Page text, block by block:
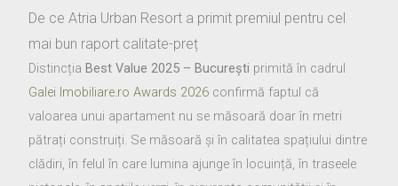
De ce Atria Urban Resort a primit premiul pentru cel
mai bun raport calitate-preț
DistincțiaBest Value 2025 – București primită în cadrul
Galei Imobiliare.ro Awards 2026 confirmă faptul că
valoarea unui apartament nu se măsoară doar în metri
pătrați construiți. Se măsoară și în calitatea spațiului dintre
clădiri, în felul în care lumina ajunge în locuință, în traseele